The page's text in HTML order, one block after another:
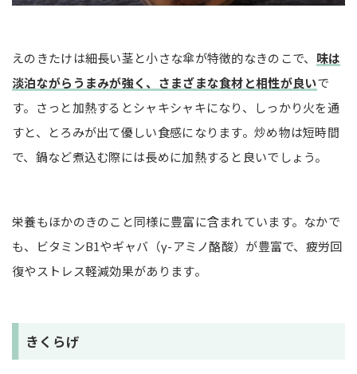
えのきたけは細長い茎と小さな傘が特徴的なきのこで、 味は
淡泊ながらうまみが強く、さまざまな食材と相性が良いで
す。さっと加熱するとシャキシャキになり、しっかり火を通
すと、とろみが出て優しい食感になります。炒め物は短時間
で、鍋など煮込む際には長めに加熱すると良いでしょう。
栄養もほかのきのこと同様に豊富に含まれています。なかで
も、ビタミンB1やギャバ（γ-アミノ酪酸）が豊富で、疲労回
復やストレス軽減効果があります。
きくらげ